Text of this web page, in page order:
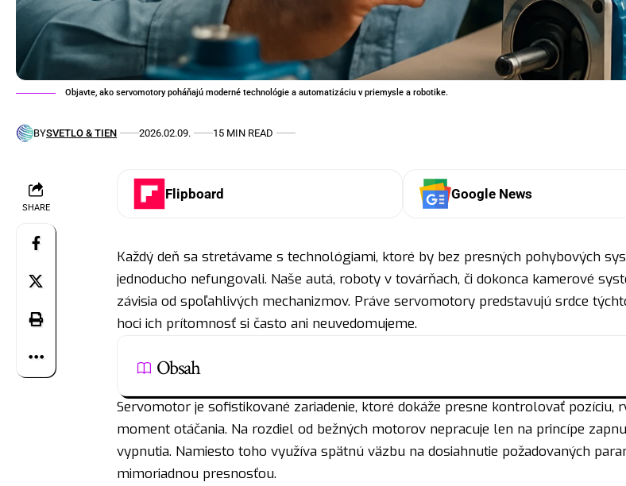
Objavte, ako servomotory poháňajú moderné technológie a automatizáciu v priemysle a robotike.
BYSVETLO & TIEN 2026.02.09. 15 MIN READ
SHARE
Flipboard Google News
Každý deň sa stretávame s technológiami, ktoré by bez presných pohybových
jednoducho nefungovali. Naše autá, roboty v továrňach, či dokonca kamerové
závisia od spoľahlivých mechanizmov. Práve servomotory predstavujú srdce
hoci ich prítomnosť si často ani neuvedomujeme.
Obsah
Servomotor je sofistikované zariadenie, ktoré dokáže presne kontrolovať pozíciu,
moment otáčania. Na rozdiel od bežných motorov nepracuje len na princípe
vypnutia. Namiesto toho využíva spätnú väzbu na dosiahnutie požadovaných
mimoriadnou presnosťou.